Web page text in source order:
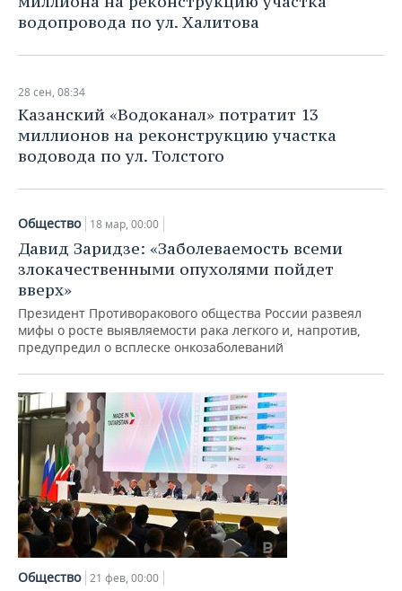
водопровода по ул. Халитова
28 сен, 08:34
Казанский «Водоканал» потратит 13
миллионов на реконструкцию участка
водовода по ул. Толстого
Общество 18 мар, 00:00
Давид Заридзе: «Заболеваемость всеми
злокачественными опухолями пойдет
вверх»
Президент Противоракового общества России развеял
мифы о росте выявляемости рака легкого и, напротив,
предупредил о всплеске онкозаболеваний
Общество 21 фев, 00:00